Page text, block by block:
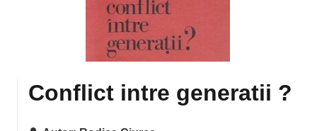
Conflict intre generatii ?